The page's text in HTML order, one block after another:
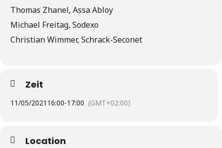
Thomas Zhanel, Assa Abloy
Michael Freitag, Sodexo
Christian Wimmer, Schrack-Seconet
Zeit
11/05/2021 16:00-17:00 (GMT+02:00)
Location